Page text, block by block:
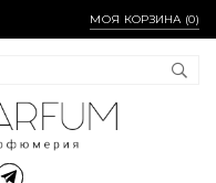
МОЯ КОРЗИНА (0)